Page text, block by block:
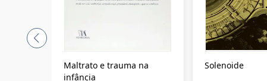
Maltrato e trauma na
infância
Solenoide